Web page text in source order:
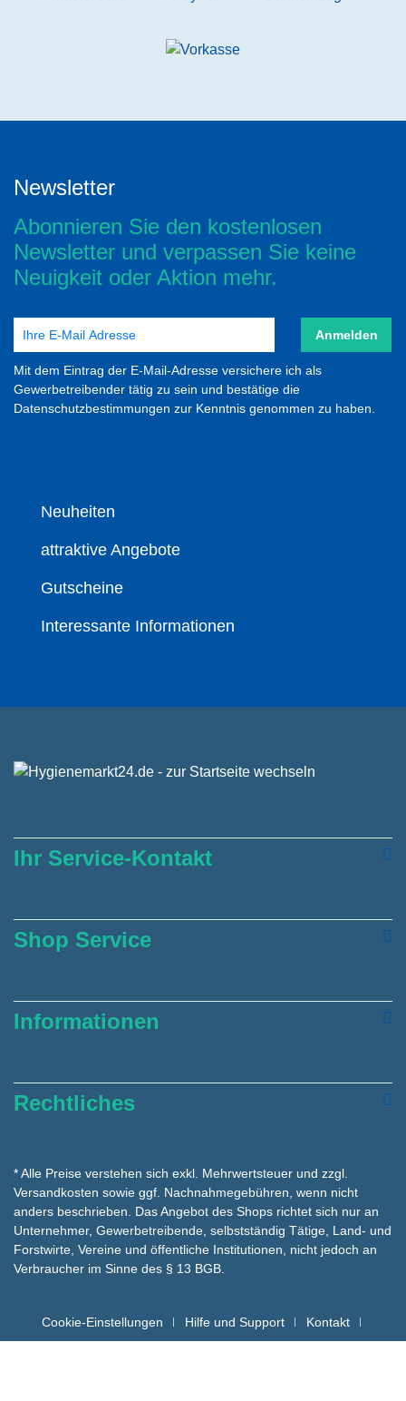
Newsletter
Abonnieren Sie den kostenlosen
Newsletter und verpassen Sie keine
Neuigkeit oder Aktion mehr.
Anmelden
Mit dem Eintrag der E-Mail-Adresse versichere ich als
Gewerbetreibender tätig zu sein und bestätige die
Datenschutzbestimmungen zur Kenntnis genommen zu haben.
Neuheiten
attraktive Angebote
Gutscheine
Interessante Informationen
Ihr Service-Kontakt
Shop Service
Informationen
Rechtliches
* Alle Preise verstehen sich exkl. Mehrwertsteuer und zzgl.
Versandkosten sowie ggf. Nachnahmegebühren, wenn nicht
anders beschrieben. Das Angebot des Shops richtet sich nur an
Unternehmer, Gewerbetreibende, selbstständig Tätige, Land- und
Forstwirte, Vereine und öffentliche Institutionen, nicht jedoch an
Verbraucher im Sinne des § 13 BGB.
Cookie-Einstellungen Hilfe und Support Kontakt